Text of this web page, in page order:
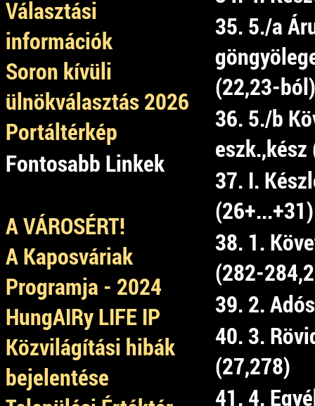
Választási
információk
Soron kívüli
ülnökválasztás 2026
Portáltérkép
Fontosabb Linkek
A VÁROSÉRT!
A Kaposváriak
Programja - 2024
HungAIRy LIFE IP
Közvilágítási hibák
bejelentése
35. 5./a
(22,23-ból)
36. 5./b
37. I.
(26+...+31)
38. 1.
(282-
39. 2.
40. 3.
(27,278)
41. 4.